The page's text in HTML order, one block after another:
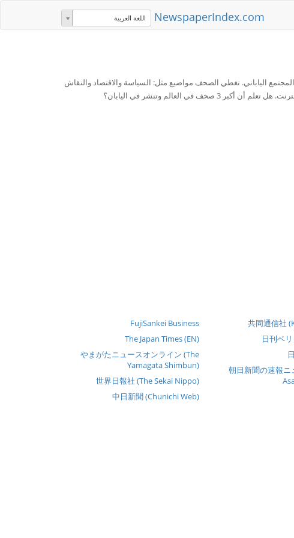
NewspaperIndex.com اللغة العربية
الياباني. تغطي الصحف مواضيع مثل: السياسة والاقتصاد والنقاش
في العالم وتنشر في اليابان؟
FujiSankei Business
The Japan Times (EN)
やまがたニュースオンライン (The
Yamagata Shimbun)
世界日報社 (The Sekai Nippo)
中日新聞 (Chunichi Web)
共同通信社
日刊ベ
朝日新聞の速報ニ